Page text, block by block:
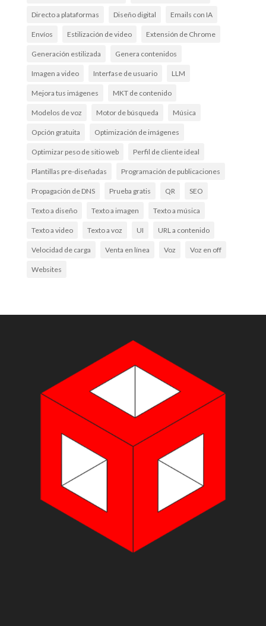
Directo a plataformas Diseño digital Emails con IA
Envíos Estilización de video Extensión de Chrome
Generación estilizada Genera contenidos
Imagen a video Interfase de usuario LLM
Mejora tus imágenes MKT de contenido
Modelos de voz Motor de búsqueda Música
Opción gratuita Optimización de imágenes
Optimizar peso de sitio web Perfil de cliente ideal
Plantillas pre-diseñadas Programación de publicaciones
Propagación de DNS Prueba gratis QR SEO
Texto a diseño Texto a imagen Texto a música
Texto a video Texto a voz UI URL a contenido
Velocidad de carga Venta en línea Voz Voz en off
Websites